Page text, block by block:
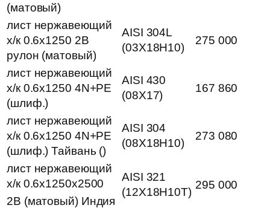
(матовый)
лист нержавеющий
х/к 0.6х1250 2B
рулон (матовый)
AISI 304L
(03Х18Н10)
275 000
лист нержавеющий
х/к 0.6х1250 4N+PE
(шлиф.)
AISI 430
(08Х17)
167 860
лист нержавеющий
х/к 0.6х1250 4N+PE
(шлиф.) Тайвань ()
AISI 304
(08Х18Н10)
273 080
лист нержавеющий
х/к 0.6х1250х2500
AISI 321
(12Х18Н10Т)
295 000
2B (матовый) Индия